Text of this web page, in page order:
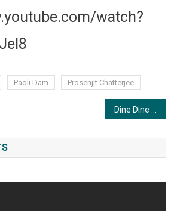
watch?
Paoli Dam Prosenjit Chatterjee